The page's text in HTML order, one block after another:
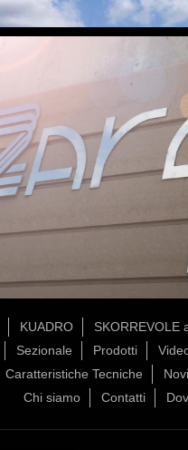
KUADRO
SKORREVOLE
Sezionale Prodotti
Caratteristiche Tecniche
Chi siamo
Contatti